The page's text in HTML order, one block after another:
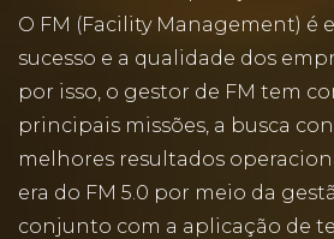
O FM (Facility Management) é
sucesso e a qualidade dos
por isso, o gestor de FM tem
principais missões, a busca
melhores resultados
era do FM 5.0 por meio da
conjunto com a aplicação de